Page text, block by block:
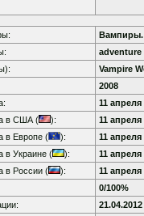
Вампиры.
adventure
Vampire
2008
11 апреля
в США (
):
11 апреля
в Европе (
):
11 апреля
в Украине (
):
11 апреля
в России (
):
11 апреля
0/100%
21.04.2012